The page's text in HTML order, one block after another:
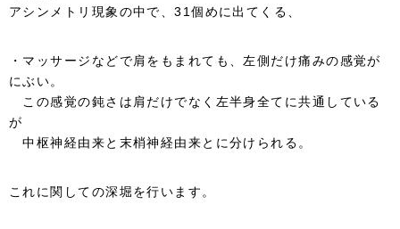
アシンメトリ現象の中で、31個めに出てくる、
・マッサージなどで肩をもまれても、左側だけ痛みの感覚が
にぶい。
この感覚の鈍さは肩だけでなく左半身全てに共通している
が
中枢神経由来と末梢神経由来とに分けられる。
これに関しての深堀を行います。